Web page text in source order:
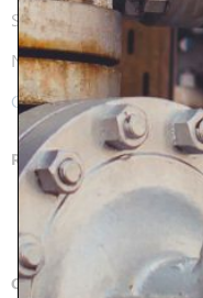
SECTORES
NOTICIAS
CONTACTO
REDES SOCIALES
CERTIFICADOS